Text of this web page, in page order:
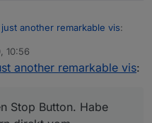
another remarkable vis:
jarvis - just another
Baustelle. Aber
direkt vom Homematic
10:56
another remarkable vis:
Stop Button. Habe